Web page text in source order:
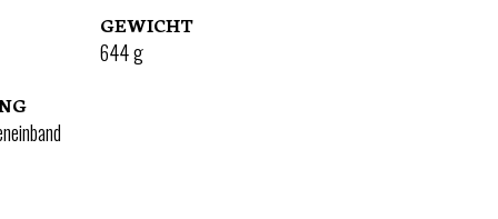
GEWICHT
644g